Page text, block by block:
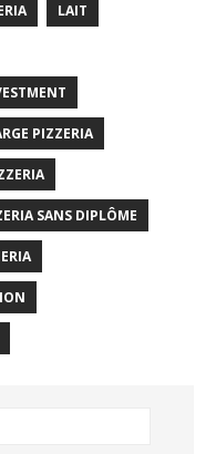
LAIT
PIZZERIA
SANS DIPLÔME